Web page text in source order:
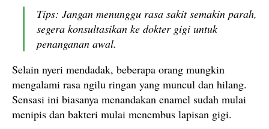
Tips: Jangan menunggu rasa sakit semakin parah,
segera konsultasikan ke dokter gigi untuk
penanganan awal.
Selain nyeri mendadak, beberapa orang mungkin
mengalami rasa ngilu ringan yang muncul dan hilang.
Sensasi ini biasanya menandakan enamel sudah mulai
menipis dan bakteri mulai menembus lapisan gigi.